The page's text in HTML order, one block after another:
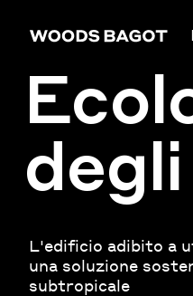
L'edificio adibito a
una soluzione
subtropicale